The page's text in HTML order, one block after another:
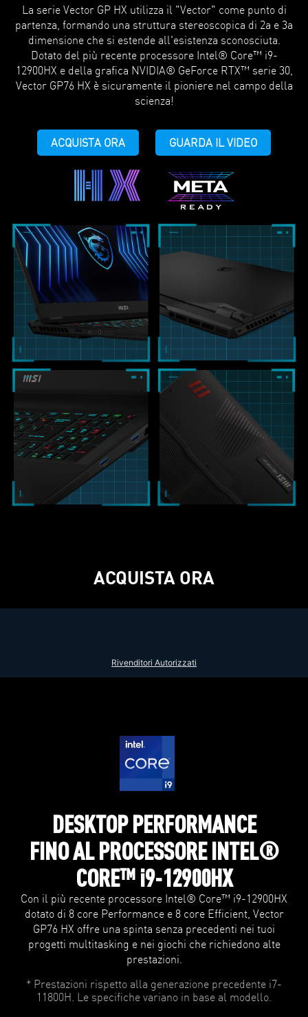
La serie Vector GP HX utilizza il "Vector" come punto di
partenza, formando una struttura stereoscopica di 2a e 3a
dimensione che si estende all'esistenza sconosciuta.
Dotato del più recente processore Intel® Core™ i9-
12900HX e della grafica NVIDIA® GeForce RTX™ serie 30,
Vector GP76 HX è sicuramente il pioniere nel campo della
scienza!
ACQUISTA ORA GUARDA IL VIDEO
ACQUISTA ORA
Rivenditori Autorizzati
DESKTOP PERFORMANCE
FINO AL PROCESSORE INTEL®
CORE™ i9-12900HX
Con il più recente processore Intel® Core™ i9-12900HX
dotato di 8 core Performance e 8 core Efficient, Vector
GP76 HX offre una spinta senza precedenti nei tuoi
progetti multitasking e nei giochi che richiedono alte
prestazioni.
* Prestazioni rispetto alla generazione precedente i7-
11800H. Le specifiche variano in base al modello.